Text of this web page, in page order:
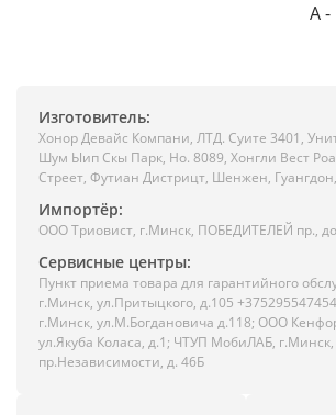
A -
Изготовитель:
Хонор Девайс Компани, ЛТД. Суите 3401,
Шум Ыип Скы Парк, Но. 8089, Хонгли Вест
Стреет, Футиан Дистрицт, Шенжен,
Импортёр:
ООО Триовист, г.Минск, ПОБЕДИТЕЛЕЙ пр.,
Сервисные центры:
Пункт приема товара для гарантийного
г.Минск, ул.Притыцкого, д.105
г.Минск, ул.М.Богдановича д.118; ООО
ул.Якуба Коласа, д.1; ЧТУП МобиЛАБ, г.Минск,
пр.Независимости, д. 46Б